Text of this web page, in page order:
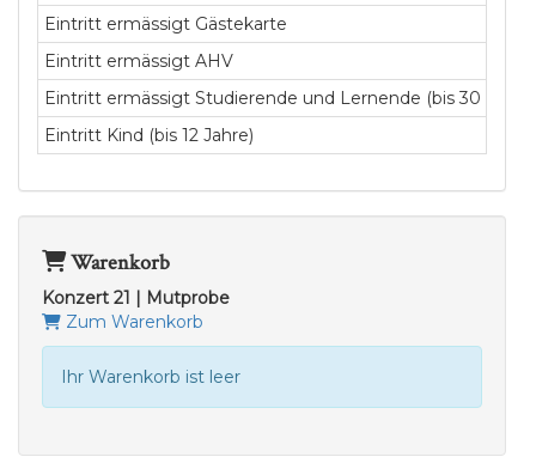
Eintritt ermässigt Gästekarte
Eintritt ermässigt AHV
Eintritt ermässigt Studierende und Lernende (bis 30 Jahre)
Eintritt Kind (bis 12 Jahre)
Warenkorb
Konzert 21 | Mutprobe
Zum Warenkorb
Ihr Warenkorb ist leer